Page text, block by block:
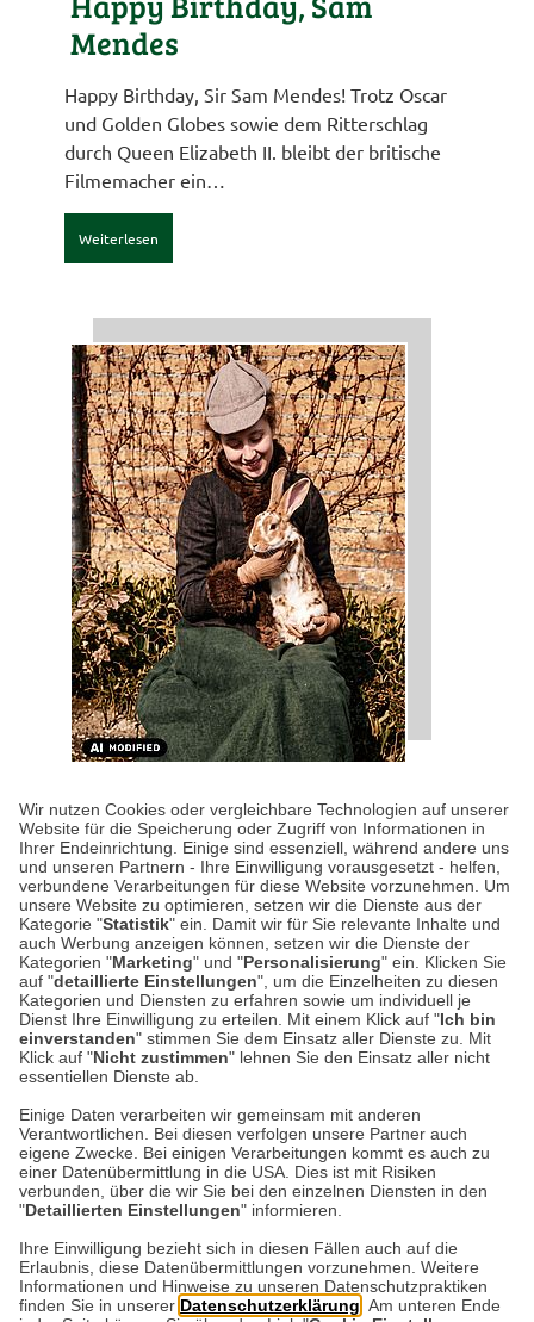
Wir nutzen Cookies oder vergleichbare Technologien auf unserer
Website für die Speicherung oder Zugriff von Informationen in
Ihrer Endeinrichtung. Einige sind essenziell, während andere uns
und unseren Partnern - Ihre Einwilligung vorausgesetzt - helfen,
verbundene Verarbeitungen für diese Website vorzunehmen. Um
unsere Website zu optimieren, setzen wir die Dienste aus der
Kategorie "Statistik" ein. Damit wir für Sie relevante Inhalte und
auch Werbung anzeigen können, setzen wir die Dienste der
Kategorien "Marketing" und "Personalisierung" ein. Klicken Sie
auf "detaillierte Einstellungen", um die Einzelheiten zu diesen
Kategorien und Diensten zu erfahren sowie um individuell je
Dienst Ihre Einwilligung zu erteilen. Mit einem Klick auf "Ich bin
einverstanden" stimmen Sie dem Einsatz aller Dienste zu. Mit
Klick auf "Nicht zustimmen" lehnen Sie den Einsatz aller nicht
essentiellen Dienste ab.
Einige Daten verarbeiten wir gemeinsam mit anderen
Verantwortlichen. Bei diesen verfolgen unsere Partner auch
eigene Zwecke. Bei einigen Verarbeitungen kommt es auch zu
einer Datenübermittlung in die USA. Dies ist mit Risiken
verbunden, über die wir Sie bei den einzelnen Diensten in den
"Detaillierten Einstellungen" informieren.
Ihre Einwilligung bezieht sich in diesen Fällen auch auf die
Erlaubnis, diese Datenübermittlungen vorzunehmen. Weitere
Informationen und Hinweise zu unseren Datenschutzpraktiken
finden Sie in unserer Datenschutzerklärung . Am unteren Ende
Mendes
Happy Birthday, Sir Sam Mendes! Trotz Oscar
und Golden Globes sowie dem Ritterschlag
durch Queen Elizabeth II. bleibt der britische
Filmemacher ein…
Weiterlesen
ARNOLD
Happy Birthday, Beatrix
Potter!
Wer kennt sie nicht, die Geschichten von
Peter Hase und Jemima Pratschel-Watschel?
Heute vor 160 Jahren wurde ihre großartige
Erfinderin Beatrix…
Weiterlesen
Datenschutz Impressum
Kontakt
Netiquette